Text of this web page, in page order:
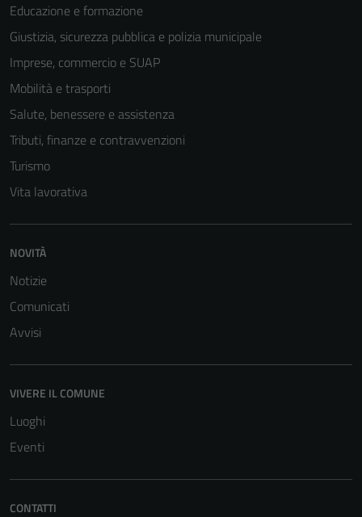
Educazione e formazione
Giustizia, sicurezza pubblica e polizia municipale
Imprese, commercio e SUAP
Mobilità e trasporti
Salute, benessere e assistenza
Tributi, finanze e contravvenzioni
Turismo
Vita lavorativa
NOVITÀ
Notizie
Comunicati
Avvisi
VIVERE IL COMUNE
Luoghi
Eventi
CONTATTI